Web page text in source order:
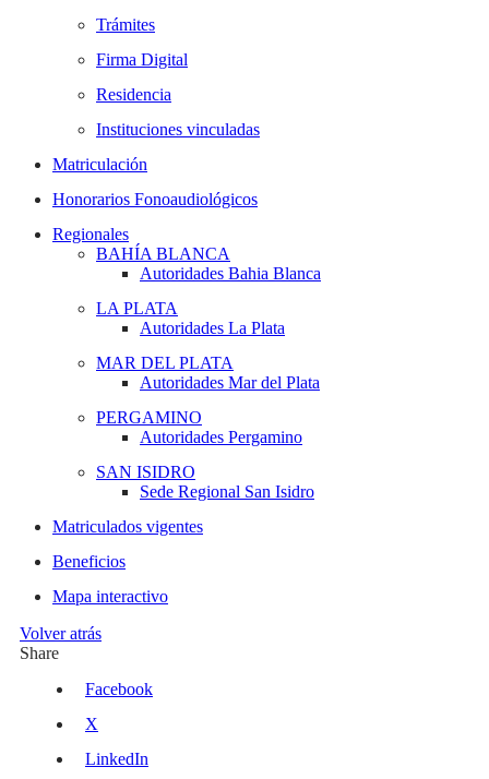
Trámites
Firma Digital
Residencia
Instituciones vinculadas
Matriculación
Honorarios Fonoaudiológicos
Regionales
BAHÍA BLANCA
Autoridades Bahia Blanca
LA PLATA
Autoridades La Plata
MAR DEL PLATA
Autoridades Mar del Plata
PERGAMINO
Autoridades Pergamino
SAN ISIDRO
Sede Regional San Isidro
Matriculados vigentes
Beneficios
Mapa interactivo
Volver atrás
Share
Facebook
X
LinkedIn